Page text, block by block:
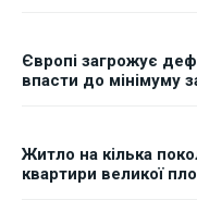
Європі загрожує
впасти до мінімуму
Житло на кілька
квартири великої